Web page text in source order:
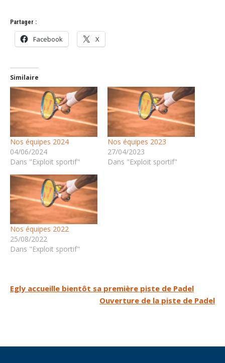
Partager :
Facebook X
Similaire
Nos équipes 2024
04/06/2024
Dans "Exploit sportif"
Nos équipes 2023
27/04/2023
Dans "Exploit sportif"
Nos équipes 2022
25/08/2022
Dans "Exploit sportif"
Navigation
Egly accueille bientôt sa première piste de Padel
Ouverture de la piste de Padel